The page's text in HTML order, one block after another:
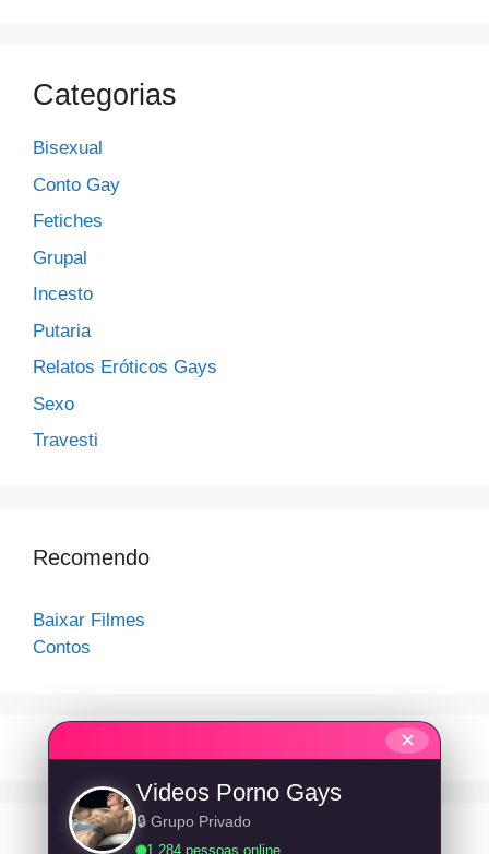
Categorias
Bisexual
Conto Gay
Fetiches
Grupal
Incesto
Putaria
Relatos Eróticos Gays
Sexo
Travesti
Recomendo
Baixar Filmes
Contos
✕
Videos Porno Gays
🔒 Grupo Privado
1.284 pessoas online